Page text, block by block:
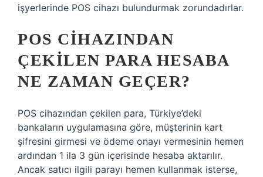
işyerlerinde POS cihazı bulundurmak zorundadırlar.
POS CIHAZINDAN
ÇEKILEN PARA HESABA
NE ZAMAN GEÇER?
POS cihazından çekilen para, Türkiye’deki
bankaların uygulamasına göre, müşterinin kart
şifresini girmesi ve ödeme onayı vermesinin hemen
ardından 1 ila 3 gün içerisinde hesaba aktarılır.
Ancak satıcı ilgili parayı hemen kullanmak isterse,